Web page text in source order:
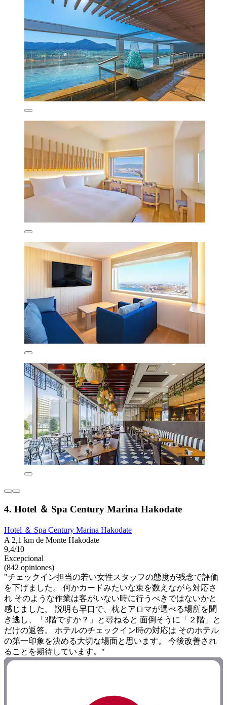
4. Hotel ＆ Spa Century Marina Hakodate
Hotel ＆ Spa Century Marina Hakodate
A 2,1 km de Monte Hakodate
9,4/10
Excepcional
(842 opiniones)
"チェックイン担当の若い女性スタッフの態度が残念で評価
を下げました。 何かカードみたいな束を数えながら対応さ
れ そのような作業は客がいない時に行うべきではないかと
感じました。 説明も早口で、枕とアロマが選べる場所を聞
き逃し、「3階ですか？」と尋ねると 面倒そうに「２階」と
だけの返答。 ホテルのチェックイン時の対応は そのホテル
の第一印象を決める大切な場面と思います。 今後改善され
ることを期待しています。"